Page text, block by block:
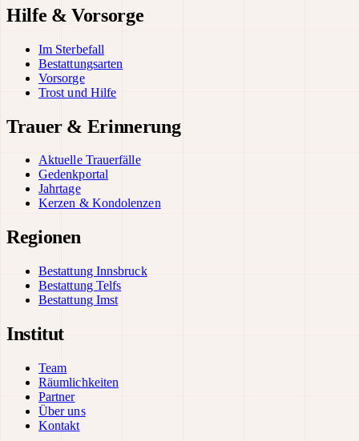
Hilfe & Vorsorge
Im Sterbefall
Bestattungsarten
Vorsorge
Trost und Hilfe
Trauer & Erinnerung
Aktuelle Trauerfälle
Gedenkportal
Jahrtage
Kerzen & Kondolenzen
Regionen
Bestattung Innsbruck
Bestattung Telfs
Bestattung Imst
Institut
Team
Räumlichkeiten
Partner
Über uns
Kontakt